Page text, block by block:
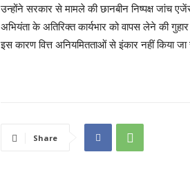
उन्होंने सरकार से मामले की छानबीन निष्पक्ष जांच
अभियंता के अतिरिक्त कार्यभार को वापस लेने की
इस कारण वित्त अनियमितताओं से इंकार नहीं किया
Share